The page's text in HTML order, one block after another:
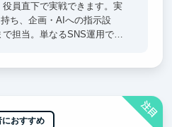
員直下で実戦できます。実
ち、企画・AIへの指示設
担当。単なるSNS運用では
注目
おすすめ